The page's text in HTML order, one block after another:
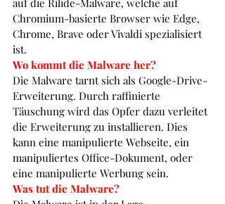
auf die Rilide-Malware, welche auf
Chromium-basierte Browser wie Edge,
Chrome, Brave oder Vivaldi spezialisiert
ist.
Wo kommt die Malware her?
Die Malware tarnt sich als Google-Drive-
Erweiterung. Durch raffinierte
Täuschung wird das Opfer dazu verleitet
die Erweiterung zu installieren. Dies
kann eine manipulierte Webseite, ein
manipuliertes Office-Dokument, oder
eine manipulierte Werbung sein.
Was tut die Malware?